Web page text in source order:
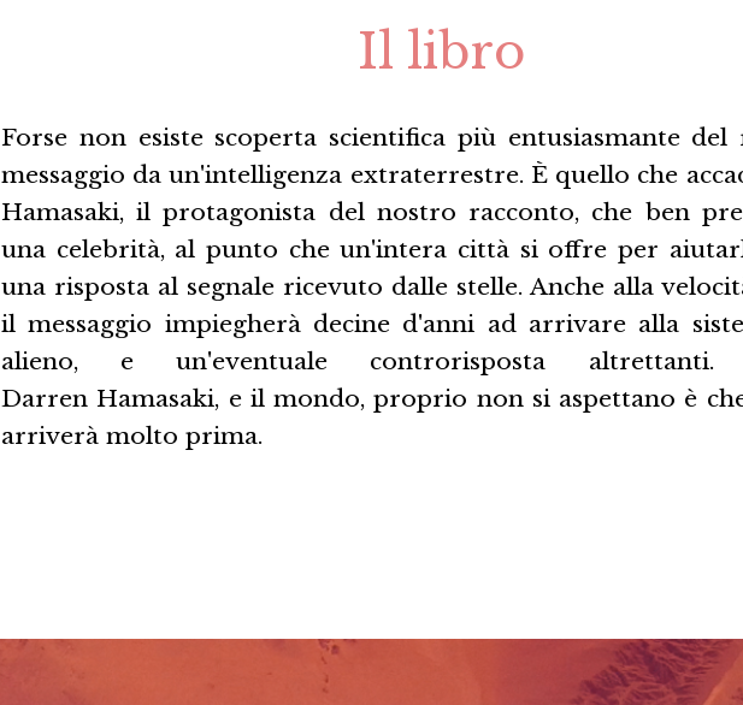
Il libro
Forse non esiste scoperta scientifica più entusiasmante del
messaggio da un'intelligenza extraterrestre. È quello che
Hamasaki, il protagonista del nostro racconto, che ben
una celebrità, al punto che un'intera città si offre per
una risposta al segnale ricevuto dalle stelle. Anche alla
il messaggio impiegherà decine d'anni ad arrivare alla
alieno, e un'eventuale controrisposta
Darren Hamasaki, e il mondo, proprio non si aspettano è
arriverà molto prima.